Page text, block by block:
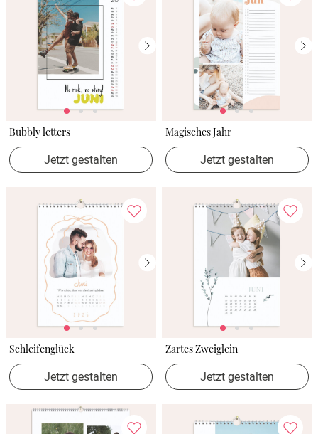
Bubbly letters
Jetzt gestalten
Magisches Jahr
Jetzt gestalten
Schleifenglück
Jetzt gestalten
Zartes Zweiglein
Jetzt gestalten